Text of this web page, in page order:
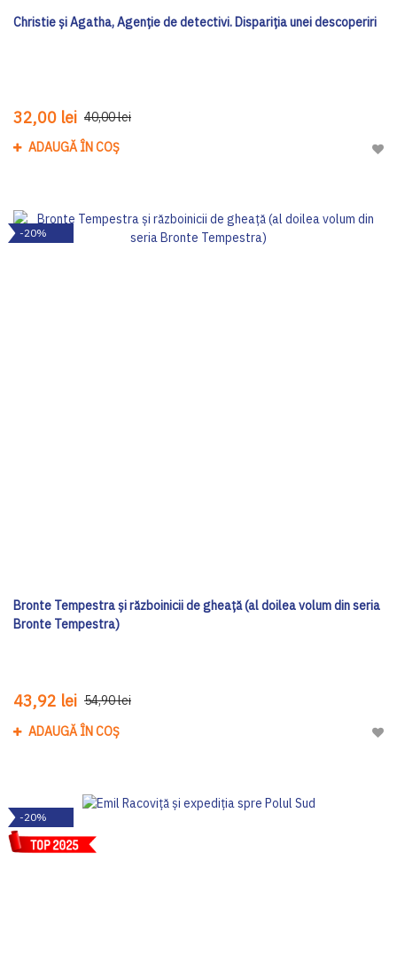
Christie și Agatha, Agenție de detectivi. Dispariția unei descoperiri
32,00 lei 40,00 lei
ADAUGĂ ÎN COȘ
-20%
Bronte Tempestra și războinicii de gheață (al doilea volum din seria
Bronte Tempestra)
43,92 lei 54,90 lei
ADAUGĂ ÎN COȘ
-20%